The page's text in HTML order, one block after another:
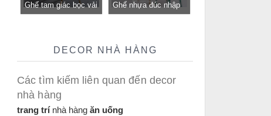
Ghế tam giác bọc vải
bố GLM12B-ghế tiếp
tại Tp.HCM
Ghế nhựa đúc nhập
khẩu GLM117- ghế
Tp.HCM
DECOR NHÀ HÀNG
Các tìm kiếm liên quan đến decor
nhà hàng
trang trínhà hàng ăn uống